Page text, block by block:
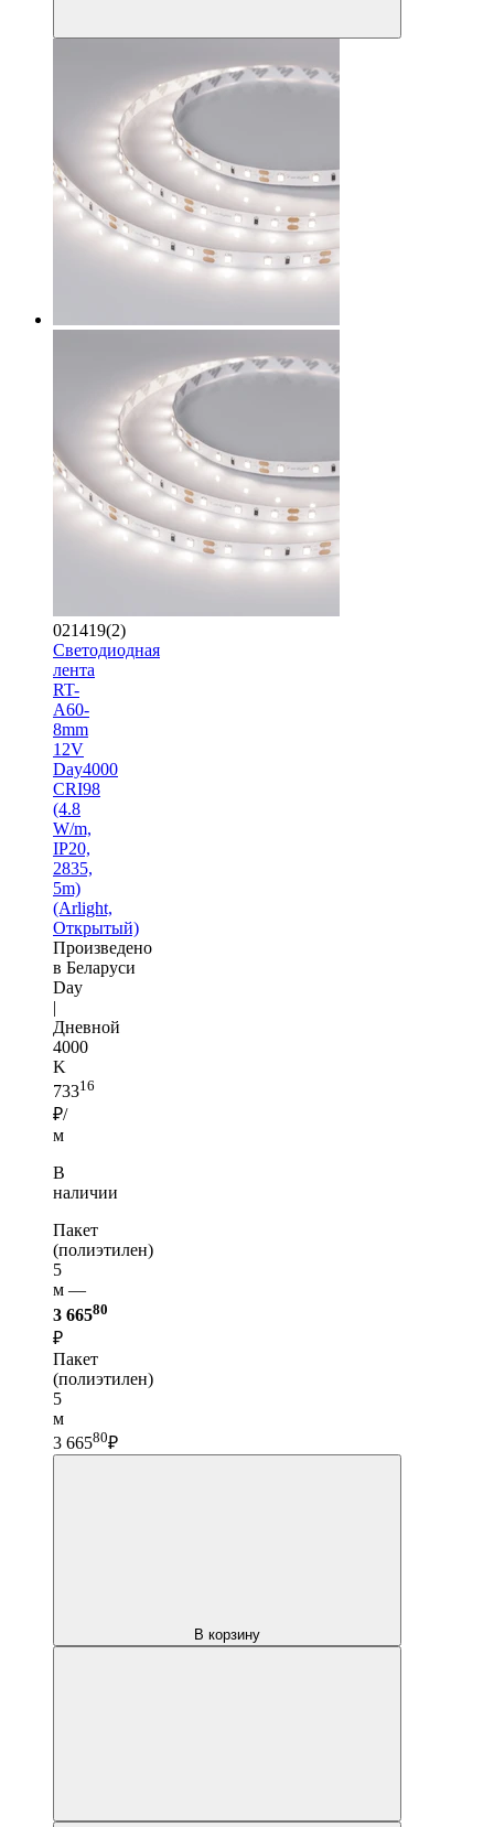
021419(2)
Светодиодная
лента
RT-
A60-
8mm
12V
Day4000
CRI98
(4.8
W/m,
IP20,
2835,
5m)
(Arlight,
Открытый)
Произведено
в Беларуси
Day
|
Дневной
4000
K
73316
₽/
м
В
наличии
Пакет
(полиэтилен)
5
м —
3 66580
₽
Пакет
(полиэтилен)
5
м
3 66580₽
В корзину